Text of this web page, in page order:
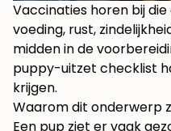
Vaccinaties horen bij
voeding, rust,
midden in de
puppy-uitzet checklist
krijgen.
Waarom dit onderwerp
Een pup ziet er vaak